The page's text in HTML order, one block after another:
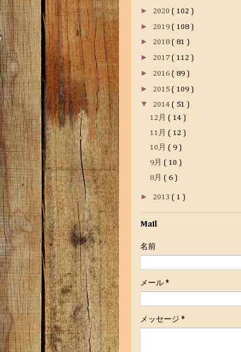
► 2020 ( 102 )
► 2019 ( 108 )
► 2018 ( 81 )
► 2017 ( 112 )
► 2016 ( 89 )
► 2015 ( 109 )
▼ 2014 ( 51 )
12月 ( 14 )
11月 ( 12 )
10月 ( 9 )
9月 ( 10 )
8月 ( 6 )
► 2013 ( 1 )
Mail
名前
メール *
メッセージ *